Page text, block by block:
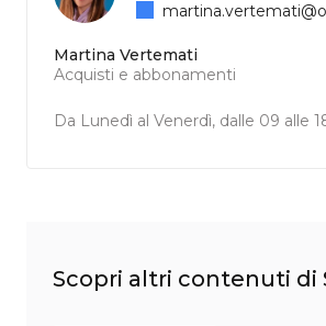
Martina Vertemati
Acquisti e abbonamenti
Da Lunedì al Venerdì, dalle 09 alle
Scopri altri contenuti di